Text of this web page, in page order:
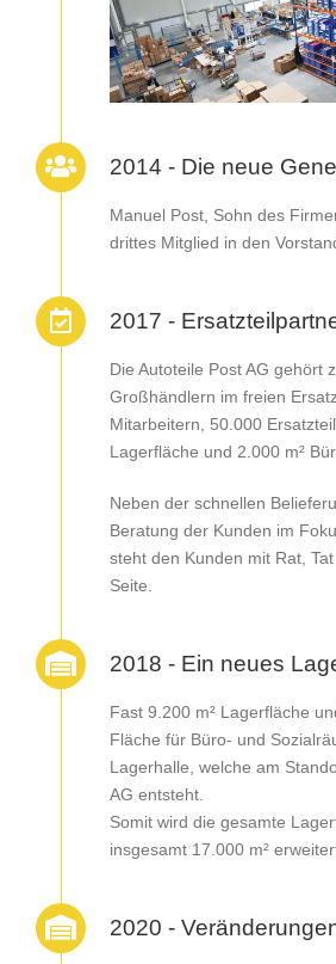
2014 - Die neue
Manuel Post, Sohn des
drittes Mitglied in den
2017 -
Die Autoteile Post AG gehört
Großhändlern im freien
Mitarbeitern, 50.000
Lagerfläche und 2.000 m²
Neben der schnellen
Beratung der Kunden im
steht den Kunden mit Rat,
Seite.
2018 - Ein neues
Fast 9.200 m² Lagerfläche
Fläche für Büro- und
Lagerhalle, welche am
AG entsteht.
Somit wird die gesamte
insgesamt 17.000 m²
2020 -